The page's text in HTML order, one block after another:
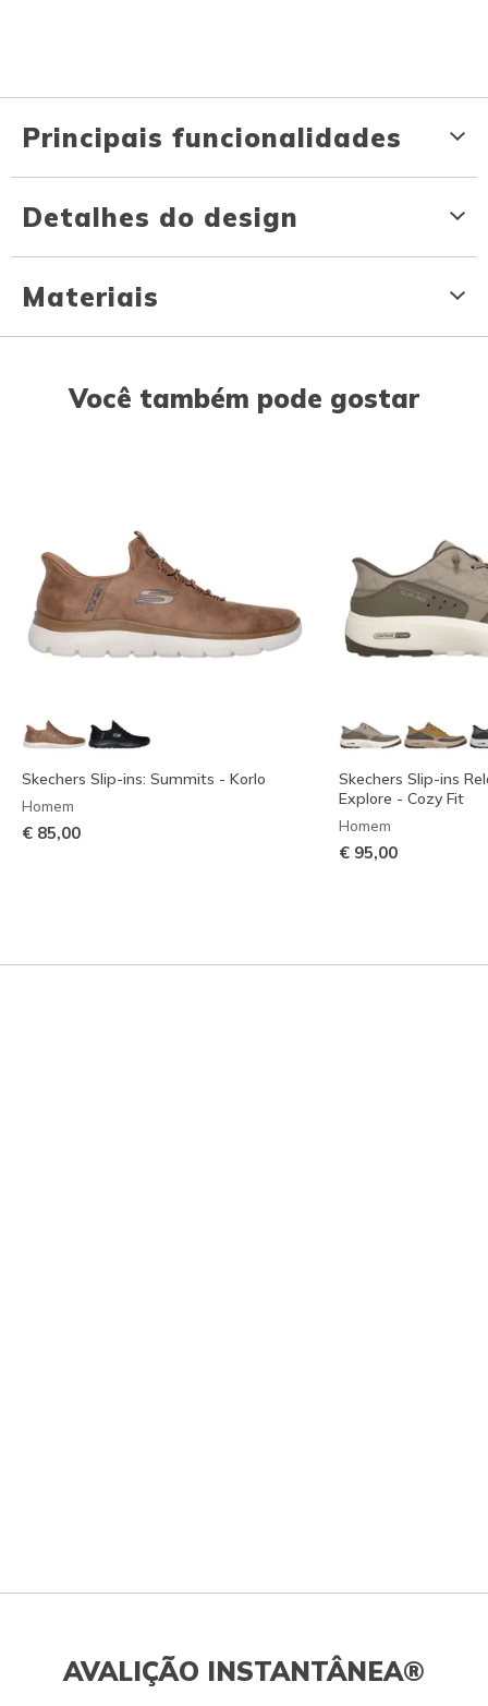
Principais funcionalidades
Detalhes do design
Materiais
Você também pode gostar
Skechers Slip-ins: Summits - Korlo
Homem
€ 85,00
Skechers Slip-ins
Explore - Cozy Fit
Homem
€ 95,00
AVALIÇÃO INSTANTÂNEA®